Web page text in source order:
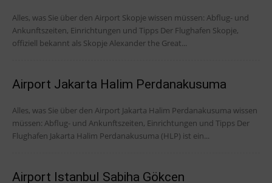
Alles, was Sie über den Airport Skopje wissen müssen: Abflug- und
Ankunftszeiten, Einrichtungen und Tipps Der Flughafen Skopje,
offiziell bekannt als Skopje Alexander the Great...
Airport Jakarta Halim Perdanakusuma
Alles, was Sie über den Airport Jakarta Halim Perdanakusuma wissen
müssen: Abflug- und Ankunftszeiten, Einrichtungen und Tipps Der
Flughafen Jakarta Halim Perdanakusuma (HLP) ist ein...
Airport Istanbul Sabiha Gökcen